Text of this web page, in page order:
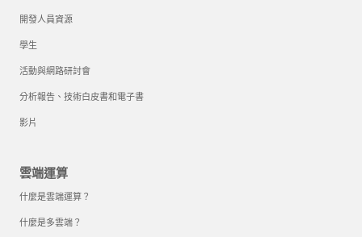
開發人員資源
學生
活動與網路研討會
分析報告、技術白皮書和電子書
影片
雲端運算
什麼是雲端運算？
什麼是多雲端？